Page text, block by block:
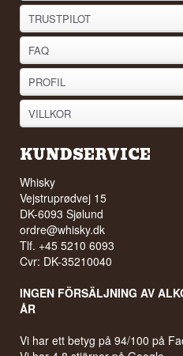
TRUSTPILOT
FAQ
PROFIL
VILLKOR
KUNDSERVICE
Whisky
Vejstruprødvej 15
DK-6093 Sjølund
ordre@whisky.dk
Tlf. +45 5210 6093
Cvr: DK-35210040
INGEN FÖRSÄLJNING AV
ÅR
Vi har ett betyg på 94/100 på